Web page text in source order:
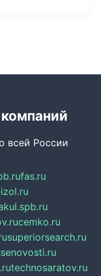
всей России
fas.ru
cemko.ru
superiorsearch.ru
senovosti.ru
technosaratov.ru